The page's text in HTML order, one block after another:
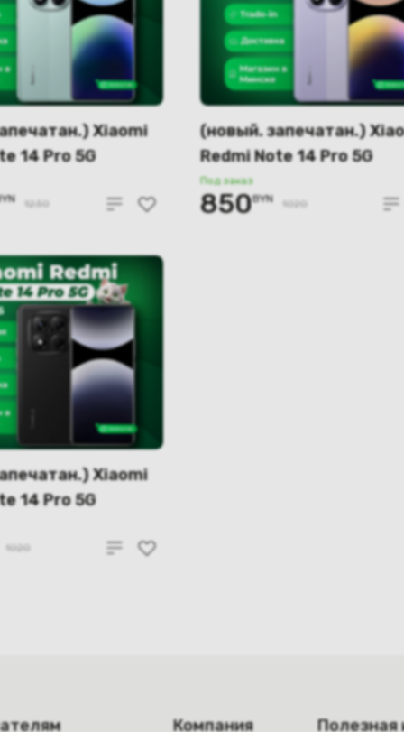
Xiaomi
14 Pro 5G
(зеленый)
1230
(новый. запечатан.)
Redmi Note 14 Pro 5G
8GB/256GB
Под заказ
850BYN 1020
Xiaomi
14 Pro 5G
(чёрный)
1020
Компания Полезная